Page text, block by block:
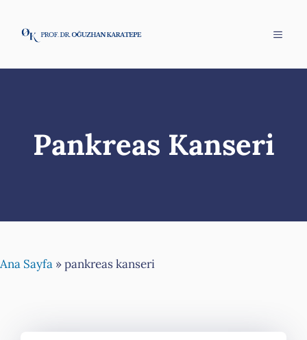
Menü
Pankreas Kanseri
Ana Sayfa »pankreas kanseri